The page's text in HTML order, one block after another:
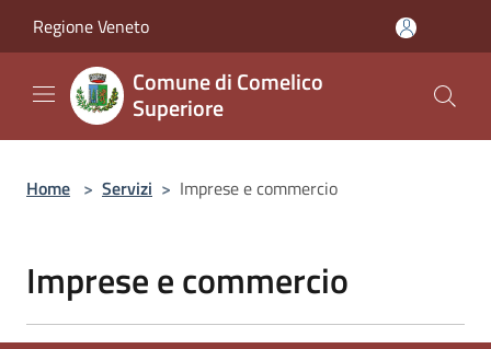
Regione Veneto
Comune di Comelico
Superiore
Home > Servizi > Imprese e commercio
Imprese e commercio